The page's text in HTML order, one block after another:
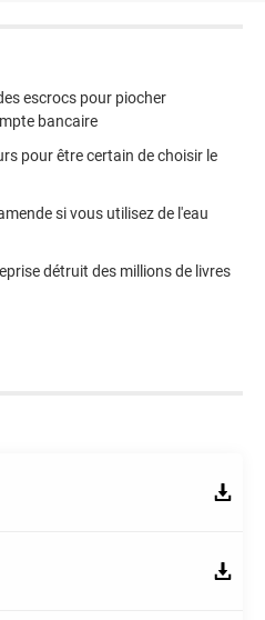
escrocs pour piocher
bancaire
pour être certain de choisir le
si vous utilisez de l'eau
détruit des millions de livres